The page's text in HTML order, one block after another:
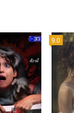
9.0